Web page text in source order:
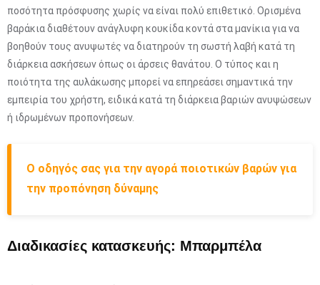
ποσότητα πρόσφυσης χωρίς να είναι πολύ επιθετικό. Ορισμένα
βαράκια διαθέτουν ανάγλυφη κουκίδα κοντά στα μανίκια για να
βοηθούν τους ανυψωτές να διατηρούν τη σωστή λαβή κατά τη
διάρκεια ασκήσεων όπως οι άρσεις θανάτου. Ο τύπος και η
ποιότητα της αυλάκωσης μπορεί να επηρεάσει σημαντικά την
εμπειρία του χρήστη, ειδικά κατά τη διάρκεια βαριών ανυψώσεων
ή ιδρωμένων προπονήσεων.
Ο οδηγός σας για την αγορά ποιοτικών βαρών για
την προπόνηση δύναμης
Διαδικασίες κατασκευής: Μπαρμπέλα